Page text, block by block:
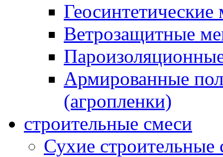
Геосинтетические
Ветрозащитные
Армированные
(агропленки)
строительные смеси
Сухие строительные